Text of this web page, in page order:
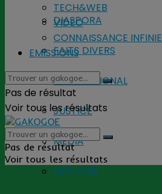
DIASPORA
FAITS DIVERS
INTERNATIONAL
JUSTICE
MEDIA
OPINIONS
TECH&WEB
VIDEO
CONNAISSANCE INFINIE
EMISSIONS
Pas de résultat
Voir tous les résultats
Pas de résultat
Voir tous les résultats